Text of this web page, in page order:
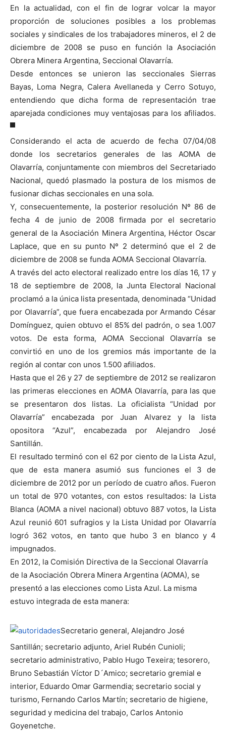
En la actualidad, con el fin de lograr volcar la mayor
proporción de soluciones posibles a los problemas
sociales y sindicales de los trabajadores mineros, el 2 de
diciembre de 2008 se puso en función la Asociación
Obrera Minera Argentina, Seccional Olavarría.
Desde entonces se unieron las seccionales Sierras
Bayas, Loma Negra, Calera Avellaneda y Cerro Sotuyo,
entendiendo que dicha forma de representación trae
aparejada condiciones muy ventajosas para los afiliados.
Considerando el acta de acuerdo de fecha 07/04/08
donde los secretarios generales de las AOMA de
Olavarría, conjuntamente con miembros del Secretariado
Nacional, quedó plasmado la postura de los mismos de
fusionar dichas seccionales en una sola.
Y, consecuentemente, la posterior resolución Nº 86 de
fecha 4 de junio de 2008 firmada por el secretario
general de la Asociación Minera Argentina, Héctor Oscar
Laplace, que en su punto Nº 2 determinó que el 2 de
diciembre de 2008 se funda AOMA Seccional Olavarría.
A través del acto electoral realizado entre los días 16, 17 y
18 de septiembre de 2008, la Junta Electoral Nacional
proclamó a la única lista presentada, denominada “Unidad
por Olavarría”, que fuera encabezada por Armando César
Domínguez, quien obtuvo el 85% del padrón, o sea 1.007
votos. De esta forma, AOMA Seccional Olavarría se
convirtió en uno de los gremios más importante de la
región al contar con unos 1.500 afiliados.
Hasta que el 26 y 27 de septiembre de 2012 se realizaron
las primeras elecciones en AOMA Olavarría, para las que
se presentaron dos listas. La oficialista “Unidad por
Olavarría” encabezada por Juan Alvarez y la lista
opositora “Azul”, encabezada por Alejandro José
Santillán.
El resultado terminó con el 62 por ciento de la Lista Azul,
que de esta manera asumió sus funciones el 3 de
diciembre de 2012 por un período de cuatro años. Fueron
un total de 970 votantes, con estos resultados: la Lista
Blanca (AOMA a nivel nacional) obtuvo 887 votos, la Lista
Azul reunió 601 sufragios y la Lista Unidad por Olavarría
logró 362 votos, en tanto que hubo 3 en blanco y 4
impugnados.
En 2012, la Comisión Directiva de la Seccional Olavarría
de la Asociación Obrera Minera Argentina (AOMA), se
presentó a las elecciones como Lista Azul. La misma
estuvo integrada de esta manera:
Secretario general, Alejandro José
Santillán; secretario adjunto, Ariel Rubén Cunioli;
secretario administrativo, Pablo Hugo Texeira; tesorero,
Bruno Sebastián Víctor D´Amico; secretario gremial e
interior, Eduardo Omar Garmendia; secretario social y
turismo, Fernando Carlos Martín; secretario de higiene,
seguridad y medicina del trabajo, Carlos Antonio
Goyenetche.